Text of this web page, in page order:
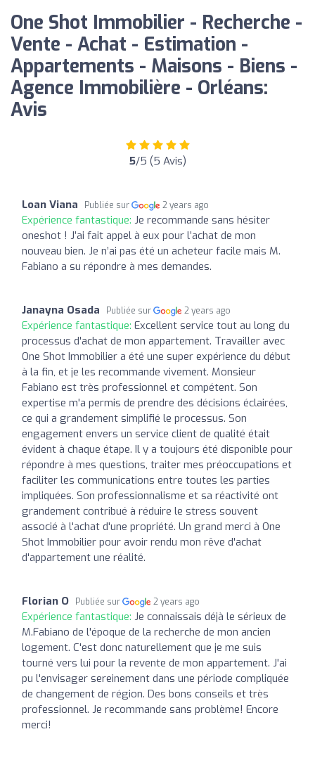
One Shot Immobilier - Recherche -
Vente - Achat - Estimation -
Appartements - Maisons - Biens -
Agence Immobilière - Orléans:
Avis
5/5 (5 Avis)
Loan Viana Publiée sur 2 years ago
Expérience fantastique: Je recommande sans hésiter
oneshot ! J’ai fait appel à eux pour l’achat de mon
nouveau bien. Je n’ai pas été un acheteur facile mais M.
Fabiano a su répondre à mes demandes.
Janayna Osada Publiée sur 2 years ago
Expérience fantastique: Excellent service tout au long du
processus d'achat de mon appartement. Travailler avec
One Shot Immobilier a été une super expérience du début
à la fin, et je les recommande vivement. Monsieur
Fabiano est très professionnel et compétent. Son
expertise m'a permis de prendre des décisions éclairées,
ce qui a grandement simplifié le processus. Son
engagement envers un service client de qualité était
évident à chaque étape. Il y a toujours été disponible pour
répondre à mes questions, traiter mes préoccupations et
faciliter les communications entre toutes les parties
impliquées. Son professionnalisme et sa réactivité ont
grandement contribué à réduire le stress souvent
associé à l'achat d'une propriété. Un grand merci à One
Shot Immobilier pour avoir rendu mon rêve d'achat
d'appartement une réalité.
Florian O Publiée sur 2 years ago
Expérience fantastique: Je connaissais déjà le sérieux de
M.Fabiano de l'époque de la recherche de mon ancien
logement. C'est donc naturellement que je me suis
tourné vers lui pour la revente de mon appartement. J'ai
pu l'envisager sereinement dans une période compliquée
de changement de région. Des bons conseils et très
professionnel. Je recommande sans problème! Encore
merci!